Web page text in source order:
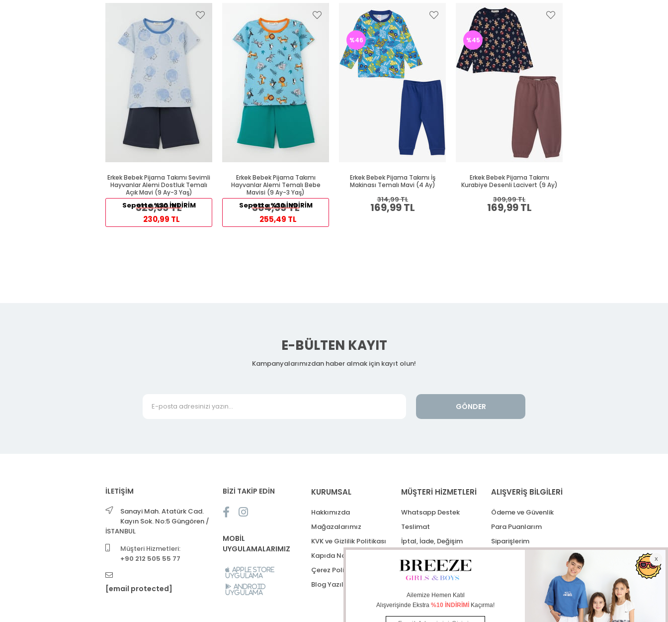
Erkek Bebek Pijama Takımı Sevimli
Hayvanlar Alemi Dostluk Temalı
Açık Mavi (9 Ay-3 Yaş)
329,99 TL
Sepette %30 İNDİRİM
230,99 TL
Erkek Bebek Pijama Takımı
Hayvanlar Alemi Temalı Bebe
Mavisi (9 Ay-3 Yaş)
364,99 TL
Sepette %30 İNDİRİM
255,49 TL
Erkek Bebek Pijama Takımı İş
Makinası Temalı Mavi (4 Ay)
169,99 TL
314,99 TL
%46
Erkek Bebek Pijama Takımı
Kurabiye Desenli Lacivert (9 Ay)
169,99 TL
309,99 TL
%45
E-BÜLTEN KAYIT
Kampanyalarımızdan haber almak için kayıt olun!
GÖNDER
İLETİŞİM
Sanayi Mah. Atatürk Cad.
Kayın Sok. No:5 Güngören /
İSTANBUL
Müşteri Hizmetleri:
+90 212 505 55 77
[email protected]
BİZİ TAKİP EDİN
MOBİL
UYGULAMALARIMIZ
Apple Store
Uygulama
Android
Uygulama
KURUMSAL
Hakkımızda
Mağazalarımız
KVK ve Gizlilik Politikası
Kapıda Nakit Ödeme
Çerez Politikası
Blog Yazıları
MÜŞTERİ HİZMETLERİ
Whatsapp Destek
Teslimat
İptal, İade, Değişim
ALIŞVERİŞ BİLGİLERİ
Ödeme ve Güvenlik
Para Puanlarım
Siparişlerim